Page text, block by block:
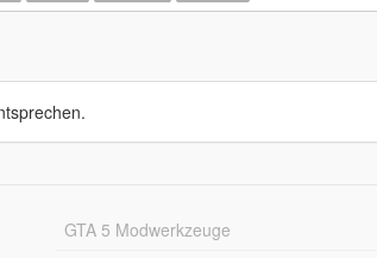
GTA 5 Modwerkzeuge